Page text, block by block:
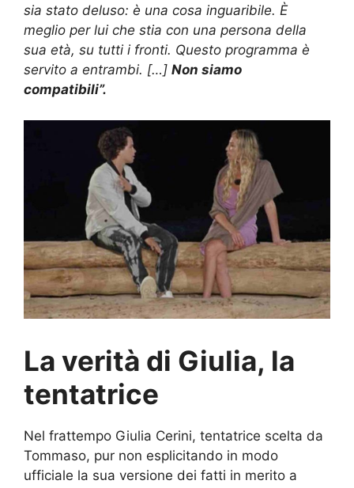
sia stato deluso: è una cosa inguaribile. È
meglio per lui che stia con una persona della
sua età, su tutti i fronti. Questo programma è
servito a entrambi. […] Non siamo
compatibili”.
La verità di Giulia, la
tentatrice
Nel frattempo Giulia Cerini, tentatrice scelta da
Tommaso, pur non esplicitando in modo
ufficiale la sua versione dei fatti in merito a